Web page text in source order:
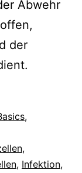
Abwehr
der
,
,
, Infektion,